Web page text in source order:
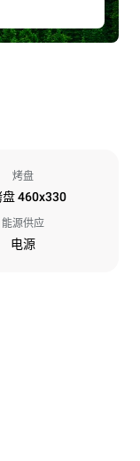
烤盘
盘 460x330
能源供应
电源